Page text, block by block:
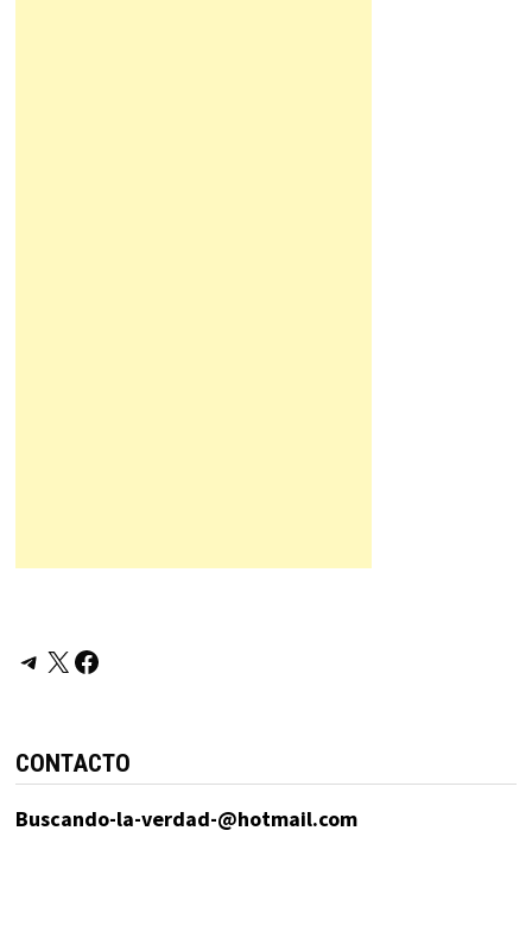
Telegram
X Facebook
CONTACTO
Buscando-la-verdad-@hotmail.com